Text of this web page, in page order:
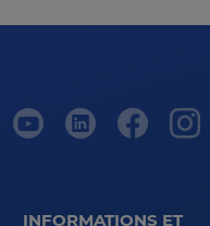
INFORMATIONS ET